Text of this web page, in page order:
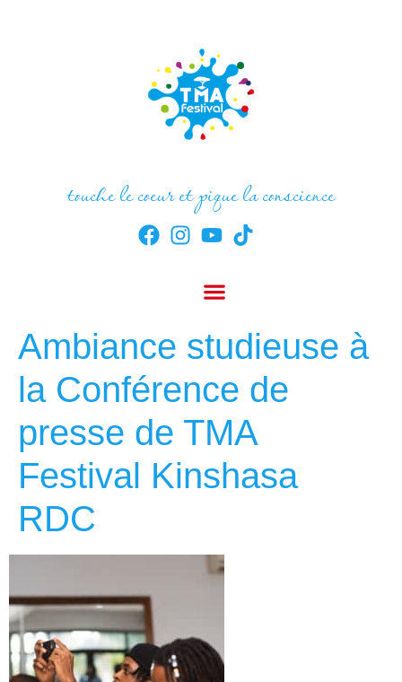
touche le coeur et pique la conscience
Ambiance studieuse à
la Conférence de
presse de TMA
Festival Kinshasa
RDC